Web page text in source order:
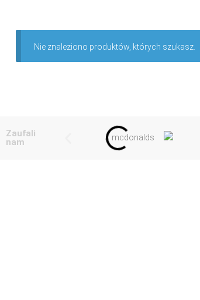
Nie znaleziono produktów, których szukasz.
Zaufali
nam